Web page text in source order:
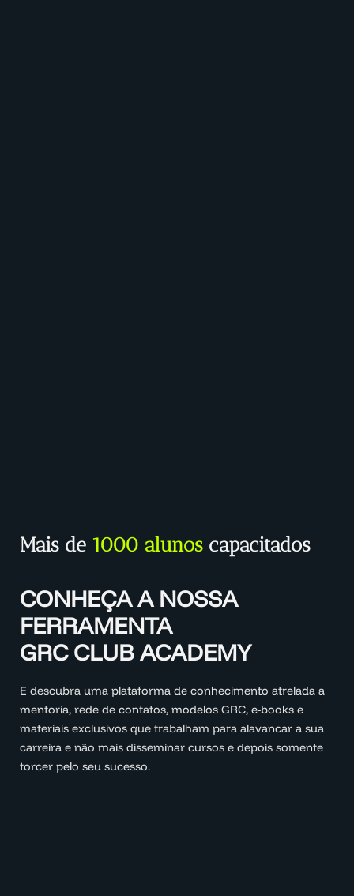
Mais de 1000 alunos capacitados
CONHEÇA A NOSSA
FERRAMENTA
GRC CLUB ACADEMY
E descubra uma plataforma de conhecimento atrelada a
mentoria, rede de contatos, modelos GRC, e-books e
materiais exclusivos que trabalham para alavancar a sua
carreira e não mais disseminar cursos e depois somente
torcer pelo seu sucesso.